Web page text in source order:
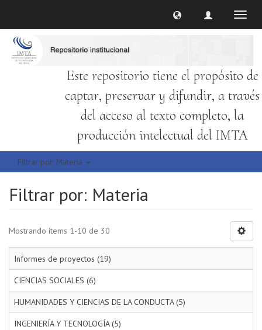
Este repositorio tiene el propósito de
captar, preservar y difundir, a través
del acceso al texto completo, la
producción intelectual del IMTA
Filtrar por: Materia
Filtrar por: Materia
Mostrando ítems 1-10 de 30
Informes de proyectos (19)
CIENCIAS SOCIALES (6)
HUMANIDADES Y CIENCIAS DE LA CONDUCTA (5)
INGENIERÍA Y TECNOLOGÍA (5)